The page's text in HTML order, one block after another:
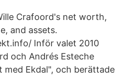
Crafoord's net worth,
and assets.
Inför valet 2010
och Andrés Esteche
med Ekdal", och berättade